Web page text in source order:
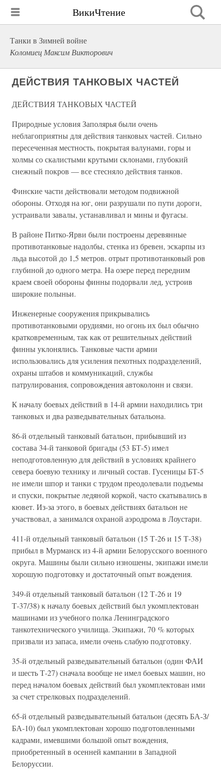
ВикиЧтение
Танки в Зимней войне
Коломиец Максим Викторович
ДЕЙСТВИЯ ТАНКОВЫХ ЧАСТЕЙ
ДЕЙСТВИЯ ТАНКОВЫХ ЧАСТЕЙ
Природные условия Заполярья были очень
неблагоприятны для действия танковых частей. Сильно
пересеченная местность, покрытая валунами, горы и
холмы со скалистыми крутыми склонами, глубокий
снежный покров — все стесняло действия танков.
Финские части действовали методом подвижной
обороны. Отходя на юг, они разрушали по пути дороги,
устраивали завалы, устанавливал и мины и фугасы.
В районе Питко-Ярви были построены деревянные
противотанковые надолбы, стенка из бревен, эскарпы из
льда высотой до 1,5 метров. отрыт противотанковый ров
глубиной до одного метра. На озере перед передним
краем своей обороны финны подорвали лед, устроив
широкие полыньи.
Инженерные сооружения прикрывались
противотанковыми орудиями, но огонь их был обычно
кратковременным, так как от решительных действий
финны уклонялись. Танковые части армии
использовались для усиления пехотных подразделений,
охраны штабов и коммуникаций, службы
патрулирования, сопровождения автоколонн и связи.
К началу боевых действий в 14-й армии находились три
танковых и два разведывательных батальона.
86-й отдельный танковый батальон, прибывший из
состава 34-й танковой бригады (53 БТ-5) имел
неподготовленную для действий в условиях крайнего
севера боевую технику и личный состав. Гусеницы БТ-5
не имели шпор и танки с трудом преодолевали подъемы
и спуски, покрытые ледяной коркой, часто скатывались в
кювет. Из-за этого, в боевых действиях батальон не
участвовал, а занимался охраной аэродрома в Лоустари.
411-й отдельный танковый батальон (15 Т-26 и 15 Т-38)
прибыл в Мурманск из 4-й армии Белорусского военного
округа. Машины были сильно изношены, экипажи имели
хорошую подготовку и достаточный опыт вождения.
349-й отдельный танковый батальон (12 Т-26 и 19
Т-37/38) к началу боевых действий был укомплектован
машинами из учебного полка Ленинградского
танкотехнического училища. Экипажи, 70 % которых
призвали из запаса, имели очень слабую подготовку.
35-й отдельный разведывательный батальон (один ФАИ
и шесть Т-27) сначала вообще не имел боевых машин, но
перед началом боевых действий был укомплектован ими
за счет стрелковых подразделений.
65-й отдельный разведывательный батальон (десять БА-З/
БА-10) был укомплектован хорошо подготовленными
кадрами, имевшими большой опыт вождения,
приобретенный в осенней кампании в Западной
Белоруссии.